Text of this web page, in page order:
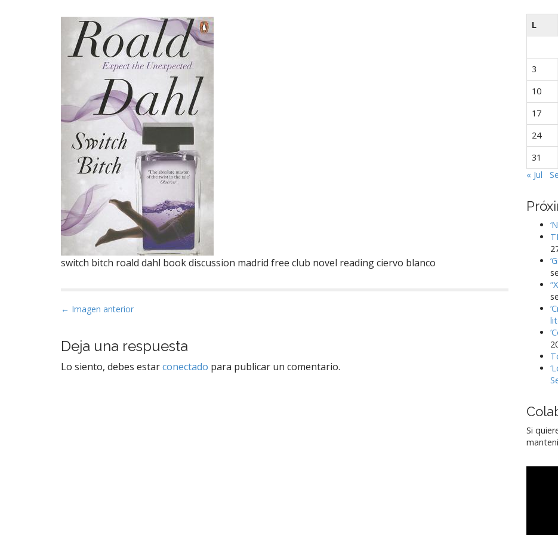
switch bitch roald dahl book discussion madrid free club novel reading ciervo blanco
N
v
e
g
← Imagen anterior
Deja una respuesta
Lo siento, debes estarconectado para publicar un comentario.
L
3
10
17
24
31
« Jul
Si